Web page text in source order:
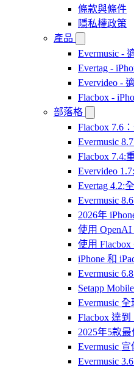
條款與條件
隱私權政策
產品
Evermusic -
Evertag -
Evervideo -
Flacbox -
部落格
Flacbox 7.6
Evermusic
Flacbox 7.4:
Evervideo
Evertag 4.2:
Evermusic
2026年
使用
使用
iPhone 和
Evermusic
Setapp
Evermusic
Flacbox 達
2025年5款
Evermusic
Evermusic